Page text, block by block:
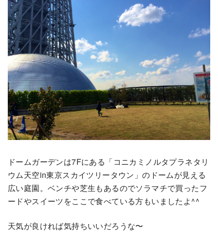
ドームガーデンは7Fにある「コニカミノルタプラネタリ
ウム天空in東京スカイツリータウン」のドームが見える
広い庭園。ベンチや芝生もあるのでソラマチで買ったフ
ードやスイーツをここで食べている方もいましたよ^^
天気が良ければ気持ちいいだろうな〜